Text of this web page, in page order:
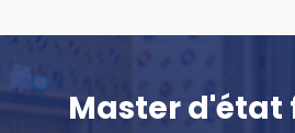
Master d'état